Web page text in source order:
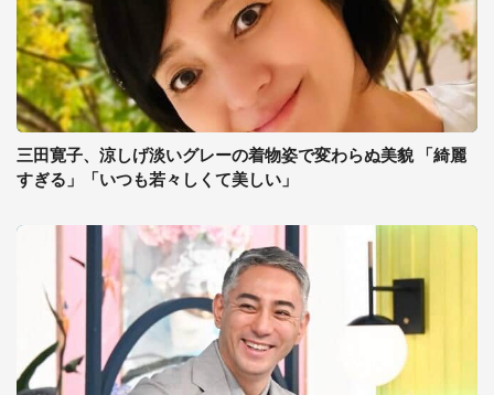
三田寛子、涼しげ淡いグレーの着物姿で変わらぬ美貌 「綺麗
すぎる」「いつも若々しくて美しい」